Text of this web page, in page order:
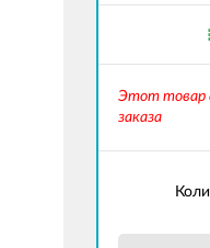
Этот товар
заказа